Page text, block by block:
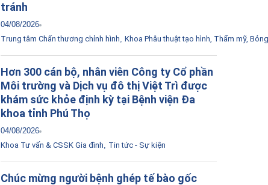
tránh
04/08/2026
Trung tâm Chấn thương chỉnh hình, Khoa Phẫu thuật tạo hình, Thẩm mỹ, Bỏng
Hơn 300 cán bộ, nhân viên Công ty Cổ phần
Môi trường và Dịch vụ đô thị Việt Trì được
khám sức khỏe định kỳ tại Bệnh viện Đa
khoa tỉnh Phú Thọ
04/08/2026
Khoa Tư vấn & CSSK Gia đình, Tin tức - Sự kiện
Chúc mừng người bệnh ghép tế bào gốc